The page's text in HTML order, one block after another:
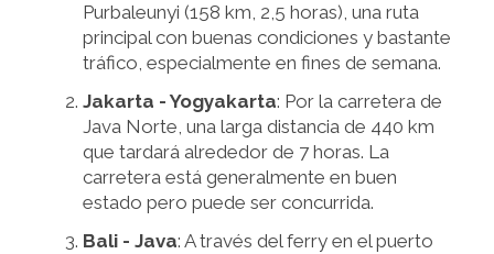
Purbaleunyi (158 km, 2,5 horas), una ruta
principal con buenas condiciones y bastante
tráfico, especialmente en fines de semana.
Jakarta - Yogyakarta: Por la carretera de
Java Norte, una larga distancia de 440 km
que tardará alrededor de 7 horas. La
carretera está generalmente en buen
estado pero puede ser concurrida.
Bali - Java: A través del ferry en el puerto